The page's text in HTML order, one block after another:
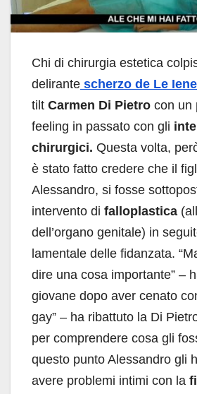
Chi di chirurgia estetica
delirante scherzo de Le Iene
tilt Carmen Di Pietro con un
feeling in passato con gli
chirurgici. Questa volta,
è stato fatto credere che il
Alessandro, si fosse
intervento di falloplastica
dell’organo genitale) in
lamentale delle fidanzata.
dire una cosa importante” –
giovane dopo aver cenato
gay” – ha ribattuto la Di
per comprendere cosa gli
questo punto Alessandro gli
avere problemi intimi con la